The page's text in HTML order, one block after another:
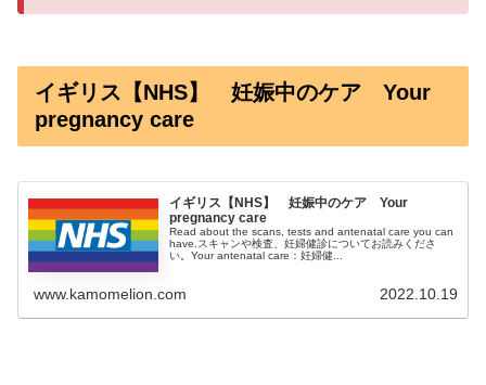
イギリス【NHS】 妊娠中のケア Your
pregnancy care
イギリス【NHS】 妊娠中のケア Your
pregnancy care
Read about the scans, tests and antenatal care you can
have.スキャンや検査、妊婦健診についてお読みくださ
い。Your antenatal care：妊婦健...
www.kamomelion.com 2022.10.19